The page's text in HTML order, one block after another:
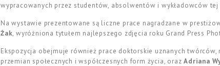
wypracowanych przez studentów, absolwentów i wykładowców
Na wystawie prezentowane są liczne prace nagradzane w
Żak, wyróżniona tytułem najlepszego zdjęcia roku Grand Press
Ekspozycja obejmuje również prace doktorskie uznanych twórców,
przemian społecznych i współczesnych form życia, orazAdriana